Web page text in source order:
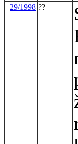
29/1998 ??